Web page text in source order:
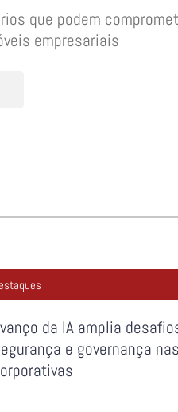
que podem
empresariais
da IA amplia
e governança